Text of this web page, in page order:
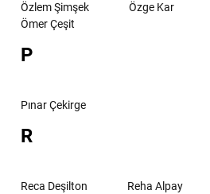
Özlem Şimşek
Özge Kar
Ömer Çeşit
P
Pınar Çekirge
R
Reca Deşilton Reha Alpay